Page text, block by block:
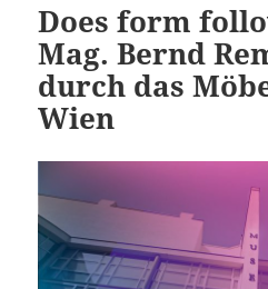
Does form
Mag. Bernd
durch das
Wien